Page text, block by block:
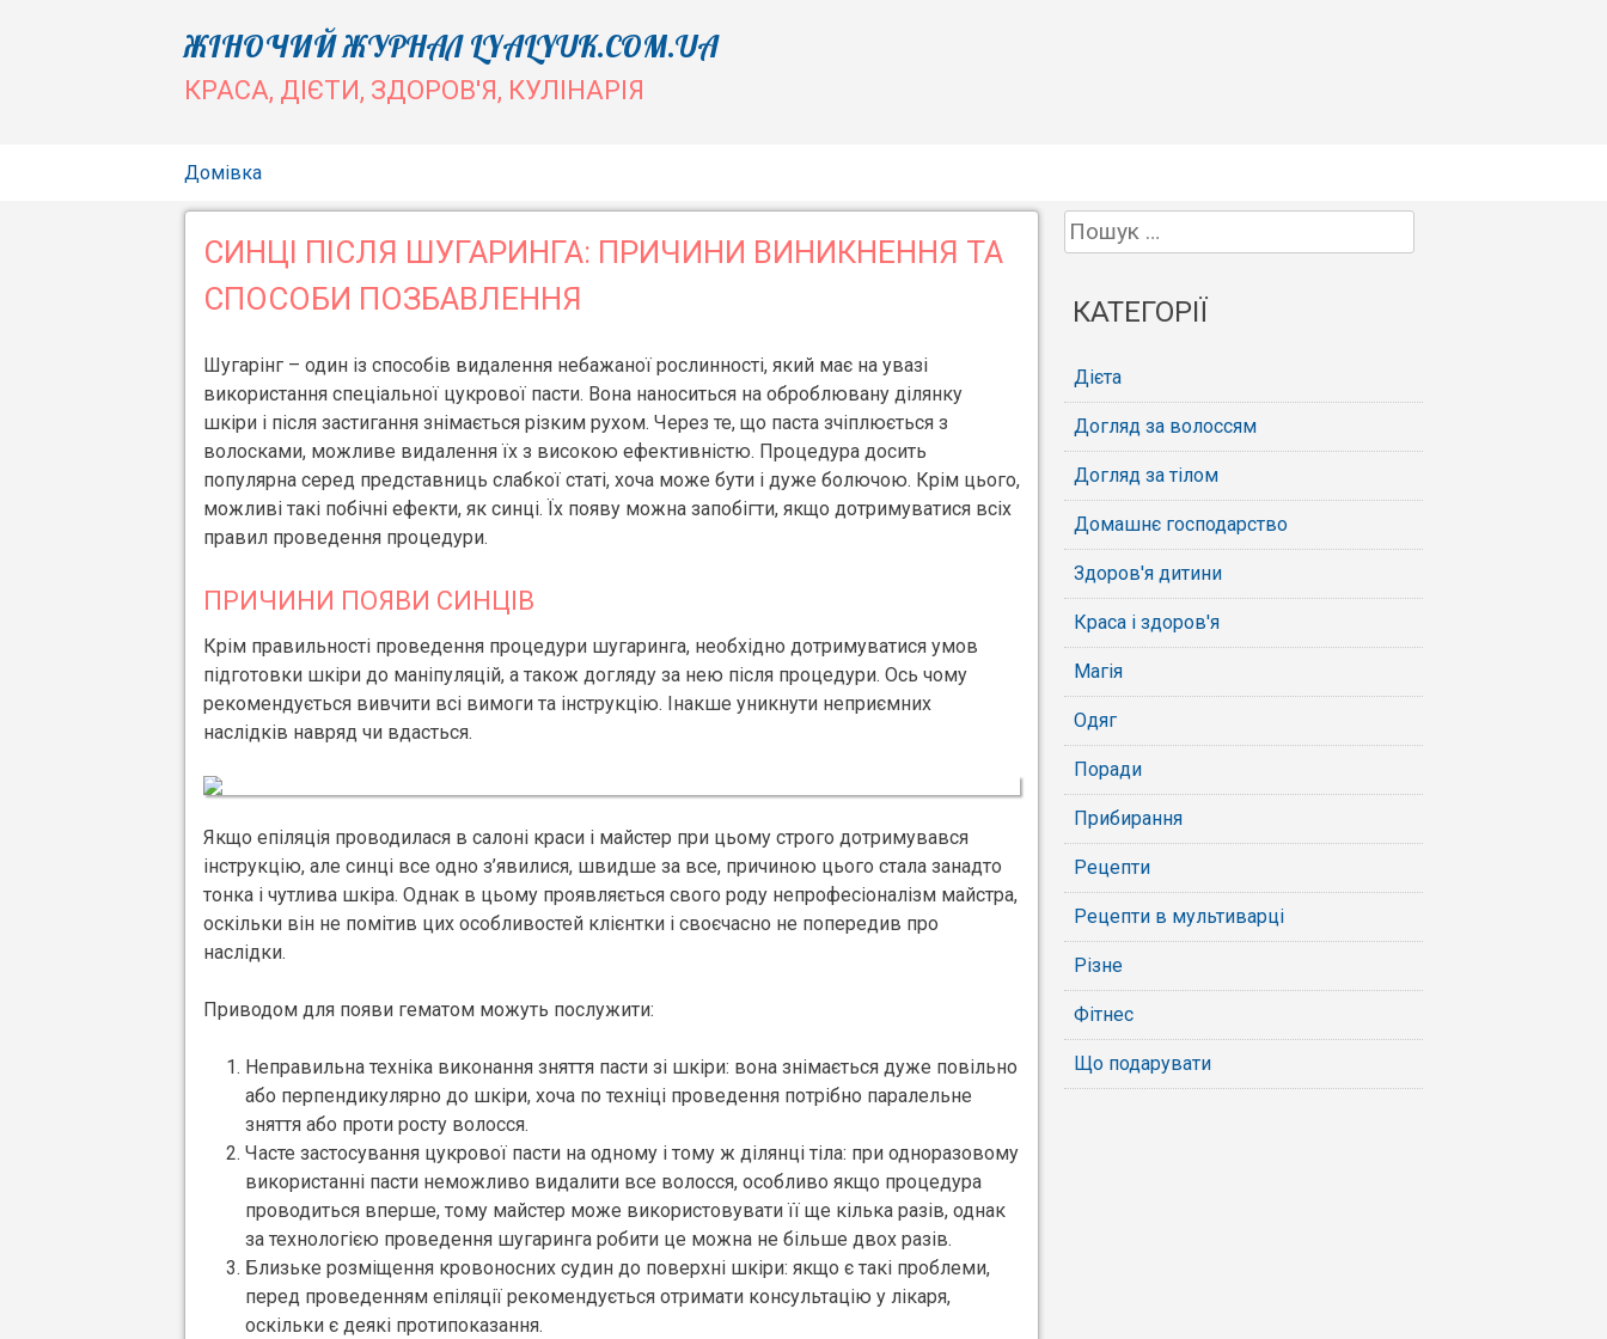
Skip
content
ЖІНОЧИЙ ЖУРНАЛ LYALYUK.COM.UA
КРАСА, ДІЄТИ, ЗДОРОВ'Я, КУЛІНАРІЯ
Домівка
СИНЦІ ПІСЛЯ ШУГАРИНГА: ПРИЧИНИ ВИНИКНЕННЯ ТА
СПОСОБИ ПОЗБАВЛЕННЯ
Шугарінг – один із способів видалення небажаної рослинності, який має на увазі
використання спеціальної цукрової пасти. Вона наноситься на оброблювану ділянку
шкіри і після застигання знімається різким рухом. Через те, що паста зчіплюється з
волосками, можливе видалення їх з високою ефективністю. Процедура досить
популярна серед представниць слабкої статі, хоча може бути і дуже болючою. Крім цього,
можливі такі побічні ефекти, як синці. Їх появу можна запобігти, якщо дотримуватися всіх
правил проведення процедури.
ПРИЧИНИ ПОЯВИ СИНЦІВ
Крім правильності проведення процедури шугаринга, необхідно дотримуватися умов
підготовки шкіри до маніпуляцій, а також догляду за нею після процедури. Ось чому
рекомендується вивчити всі вимоги та інструкцію. Інакше уникнути неприємних
наслідків навряд чи вдасться.
Якщо епіляція проводилася в салоні краси і майстер при цьому строго дотримувався
інструкцію, але синці все одно з’явилися, швидше за все, причиною цього стала занадто
тонка і чутлива шкіра. Однак в цьому проявляється свого роду непрофесіоналізм майстра,
оскільки він не помітив цих особливостей клієнтки і своєчасно не попередив про
наслідки.
Приводом для появи гематом можуть послужити:
Неправильна техніка виконання зняття пасти зі шкіри: вона знімається дуже повільно
або перпендикулярно до шкіри, хоча по техніці проведення потрібно паралельне
зняття або проти росту волосся.
Часте застосування цукрової пасти на одному і тому ж ділянці тіла: при одноразовому
використанні пасти неможливо видалити все волосся, особливо якщо процедура
проводиться вперше, тому майстер може використовувати її ще кілька разів, однак
за технологією проведення шугаринга робити це можна не більше двох разів.
Близьке розміщення кровоносних судин до поверхні шкіри: якщо є такі проблеми,
перед проведенням епіляції рекомендується отримати консультацію у лікаря,
оскільки є деякі протипоказання.
Пошук:
КАТЕГОРІЇ
Дієта
Догляд за волоссям
Догляд за тілом
Домашнє господарство
Здоров'я дитини
Краса і здоров'я
Магія
Одяг
Поради
Прибирання
Рецепти
Рецепти в мультиварці
Різне
Фітнес
Що подарувати